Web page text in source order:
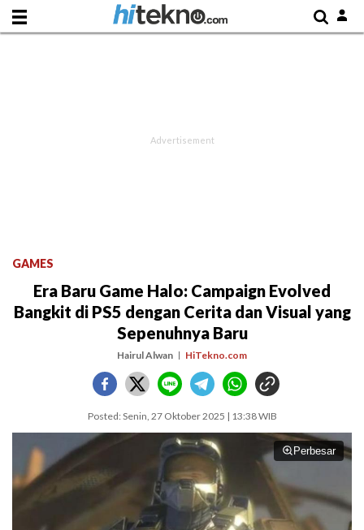
GAMES
Era Baru Game Halo: Campaign Evolved
Bangkit di PS5 dengan Cerita dan Visual yang
Sepenuhnya Baru
Hairul Alwan HiTekno.com
Posted: Senin, 27 Oktober 2025 | 13:38 WIB
Perbesar